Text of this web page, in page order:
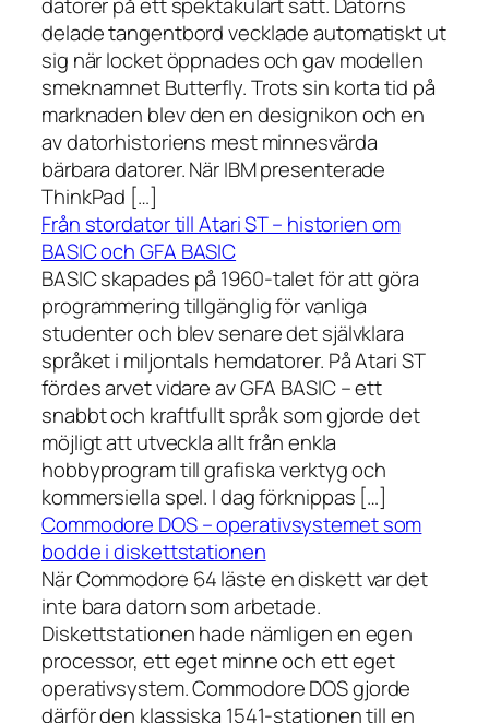
datorer på ett spektakulärt sätt. Datorns
delade tangentbord vecklade automatiskt ut
sig när locket öppnades och gav modellen
smeknamnet Butterfly. Trots sin korta tid på
marknaden blev den en designikon och en
av datorhistoriens mest minnesvärda
bärbara datorer. När IBM presenterade
ThinkPad […]
Från stordator till Atari ST – historien om
BASIC och GFA BASIC
BASIC skapades på 1960-talet för att göra
programmering tillgänglig för vanliga
studenter och blev senare det självklara
språket i miljontals hemdatorer. På Atari ST
fördes arvet vidare av GFA BASIC – ett
snabbt och kraftfullt språk som gjorde det
möjligt att utveckla allt från enkla
hobbyprogram till grafiska verktyg och
kommersiella spel. I dag förknippas […]
Commodore DOS – operativsystemet som
bodde i diskettstationen
När Commodore 64 läste en diskett var det
inte bara datorn som arbetade.
Diskettstationen hade nämligen en egen
processor, ett eget minne och ett eget
operativsystem. Commodore DOS gjorde
därför den klassiska 1541-stationen till en